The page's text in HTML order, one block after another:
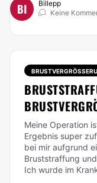
BI
Billepp
Keine
Meine Operation
Ergebnis super
bei mir aufgrund
Bruststraffung
Ich wurde im